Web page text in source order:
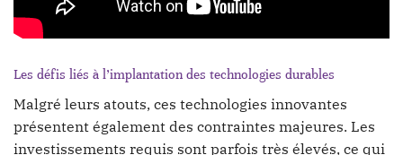
Les défis liés à l’implantation des technologies durables
Malgré leurs atouts, ces technologies innovantes
présentent également des contraintes majeures. Les
investissements requis sont parfois très élevés, ce qui